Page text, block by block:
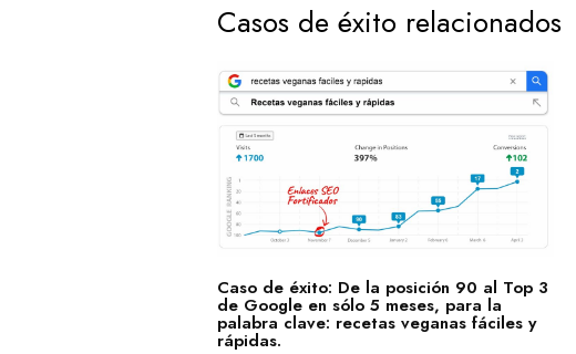
Casos de éxito relacionados
Caso de éxito: De la posición 90 al Top 3
de Google en sólo 5 meses, para la
palabra clave: recetas veganas fáciles y
rápidas.